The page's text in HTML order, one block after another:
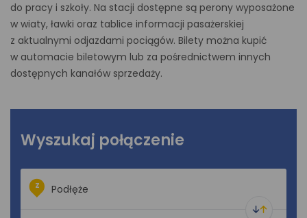
do pracy i szkoły. Na stacji dostępne są perony wyposażone
w wiaty, ławki oraz tablice informacji pasażerskiej
z aktualnymi odjazdami pociągów. Bilety można kupić
w automacie biletowym lub za pośrednictwem innych
dostępnych kanałów sprzedaży.
Wyszukaj połączenie
Z